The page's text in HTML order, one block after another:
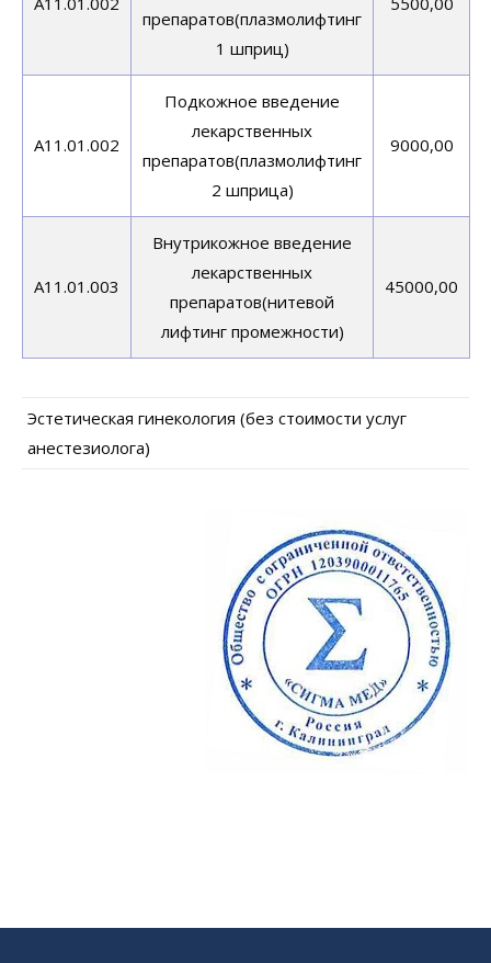
препаратов(плазмолифтинг
1 шприц)
A11.01.002
Подкожное введение
лекарственных
препаратов(плазмолифтинг
2 шприца)
9000,00
A11.01.003
Внутрикожное введение
лекарственных
препаратов(нитевой
лифтинг промежности)
45000,00
Эстетическая гинекология (без стоимости услуг
анестезиолога)